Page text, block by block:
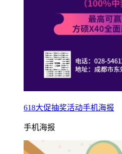
618大促抽奖活动手机海报
手机海报